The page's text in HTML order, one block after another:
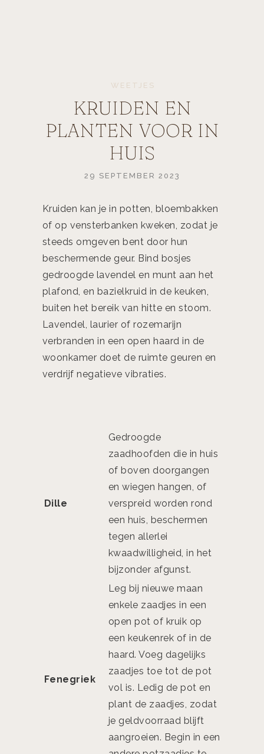
WEETJES
KRUIDEN EN
PLANTEN VOOR IN
HUIS
29 SEPTEMBER 2023
Kruiden kan je in potten, bloembakken
of op vensterbanken kweken, zodat je
steeds omgeven bent door hun
beschermende geur. Bind bosjes
gedroogde lavendel en munt aan het
plafond, en bazielkruid in de keuken,
buiten het bereik van hitte en stoom.
Lavendel, laurier of rozemarijn
verbranden in een open haard in de
woonkamer doet de ruimte geuren en
verdrijf negatieve vibraties.
Dille
Gedroogde
zaadhoofden die in huis
of boven doorgangen
en wiegen hangen, of
verspreid worden rond
een huis, beschermen
tegen allerlei
kwaadwilligheid, in het
bijzonder afgunst.
Fenegriek
Leg bij nieuwe maan
enkele zaadjes in een
open pot of kruik op
een keukenrek of in de
haard. Voeg dagelijks
zaadjes toe tot de pot
vol is. Ledig de pot en
plant de zaadjes, zodat
je geldvoorraad blijft
aangroeien. Begin in een